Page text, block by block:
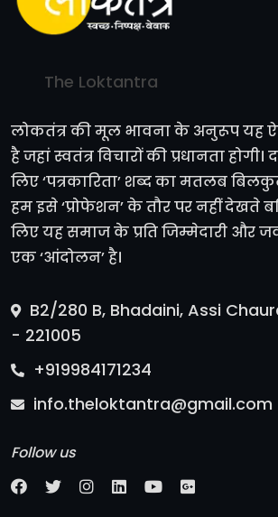
The Loktantra
लोकतंत्र की मूल भावना के अनुरूप यह
है जहां स्वतंत्र विचारों की प्रधानता
लिए ‘पत्रकारिता’ शब्द का मतलब
हम इसे ‘प्रोफेशन’ के तौर पर नहीं देखते
लिए यह समाज के प्रति जिम्मेदारी और
एक ‘आंदोलन’ है।
B2/280 B, Bhadaini, Assi
- 221005
+919984171234
info.theloktantra@gmail.com
Follow us